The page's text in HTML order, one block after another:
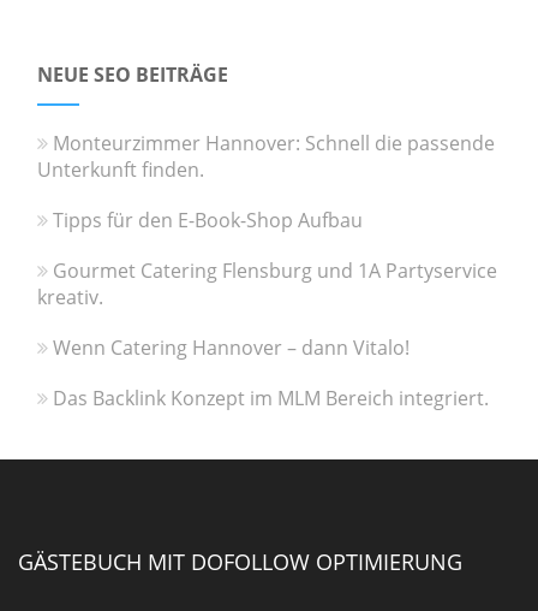
NEUE SEO BEITRÄGE
Monteurzimmer Hannover: Schnell die passende
Unterkunft finden.
Tipps für den E-Book-Shop Aufbau
Gourmet Catering Flensburg und 1A Partyservice
kreativ.
Wenn Catering Hannover – dann Vitalo!
Das Backlink Konzept im MLM Bereich integriert.
GÄSTEBUCH MIT DOFOLLOW OPTIMIERUNG